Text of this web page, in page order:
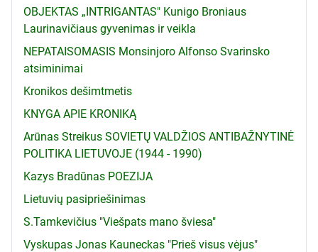
OBJEKTAS „INTRIGANTAS" Kunigo Broniaus
Laurinavičiaus gyvenimas ir veikla
NEPATAISOMASIS Monsinjoro Alfonso Svarinsko
atsiminimai
Kronikos dešimtmetis
KNYGA APIE KRONIKĄ
Arūnas Streikus SOVIETŲ VALDŽIOS ANTIBAŽNYTINĖ
POLITIKA LIETUVOJE (1944 - 1990)
Kazys Bradūnas POEZIJA
Lietuvių pasipriešinimas
S.Tamkevičius "Viešpats mano šviesa"
Vyskupas Jonas Kauneckas "Prieš visus vėjus"